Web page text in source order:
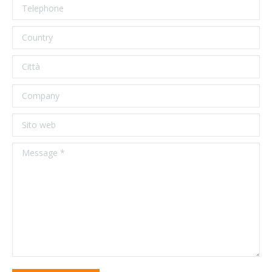
Telephone
Country
Città
Company
Sito web
Message *